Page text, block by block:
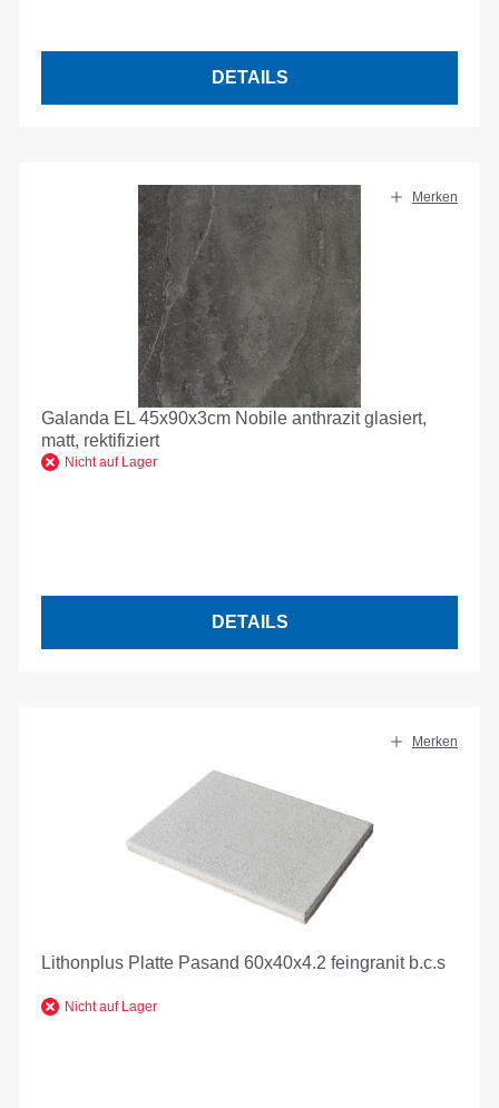
DETAILS
Merken
Galanda EL 45x90x3cm Nobile anthrazit glasiert,
matt, rektifiziert
Nicht auf Lager
DETAILS
Merken
Lithonplus Platte Pasand 60x40x4.2 feingranit b.c.s
Nicht auf Lager